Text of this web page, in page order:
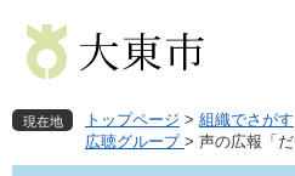
先
で
を
ば
現在地 トップページ > 組織でさがす
広聴グループ > 声の広報「